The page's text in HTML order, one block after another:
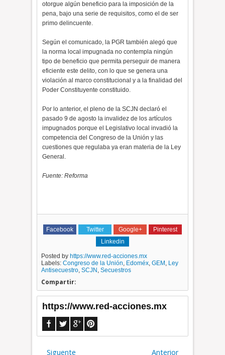
otorgue algún beneficio para la imposición de la
pena, bajo una serie de requisitos, como el de ser
primo delincuente.
Según el comunicado, la PGR también alegó que
la norma local impugnada no contempla ningún
tipo de beneficio que permita perseguir de manera
eficiente este delito, con lo que se genera una
violación al marco constitucional y a la finalidad del
Poder Constituyente constituido.
Por lo anterior, el pleno de la SCJN declaró el
pasado 9 de agosto la invalidez de los artículos
impugnados porque el Legislativo local invadió la
competencia del Congreso de la Unión y las
cuestiones que regulaba ya eran materia de la Ley
General.
Fuente: Reforma
Facebook Twitter Google+
Pinterest
Linkedin
Posted by https://www.red-acciones.mx
Labels:Congreso de la Unión, Edoméx,GEM , Ley
Antisecuestro,SCJN ,Secuestros
Compartir:
https://www.red-acciones.mx
Siguente Anterior